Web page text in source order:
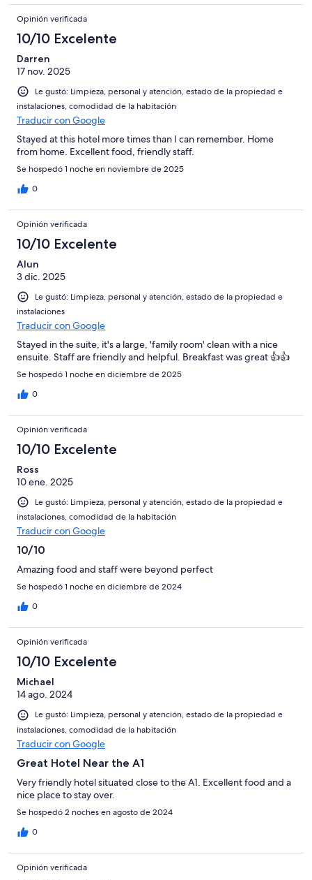
Opinión verificada
10/10 Excelente
Darren
17 nov. 2025
Le gustó: Limpieza, personal y atención, estado de la propiedad e
instalaciones, comodidad de la habitación
Traducir con Google
Stayed at this hotel more times than I can remember. Home
from home. Excellent food, friendly staff.
Se hospedó 1 noche en noviembre de 2025
0
Opinión verificada
10/10 Excelente
Alun
3 dic. 2025
Le gustó: Limpieza, personal y atención, estado de la propiedad e
instalaciones
Traducir con Google
Stayed in the suite, it's a large, 'family room' clean with a nice
ensuite. Staff are friendly and helpful. Breakfast was great 👍👍
Se hospedó 1 noche en diciembre de 2025
0
Opinión verificada
10/10 Excelente
Ross
10 ene. 2025
Le gustó: Limpieza, personal y atención, estado de la propiedad e
instalaciones, comodidad de la habitación
Traducir con Google
10/10
Amazing food and staff were beyond perfect
Se hospedó 1 noche en diciembre de 2024
0
Opinión verificada
10/10 Excelente
Michael
14 ago. 2024
Le gustó: Limpieza, personal y atención, estado de la propiedad e
instalaciones, comodidad de la habitación
Traducir con Google
Great Hotel Near the A1
Very friendly hotel situated close to the A1. Excellent food and a
nice place to stay over.
Se hospedó 2 noches en agosto de 2024
0
Opinión verificada